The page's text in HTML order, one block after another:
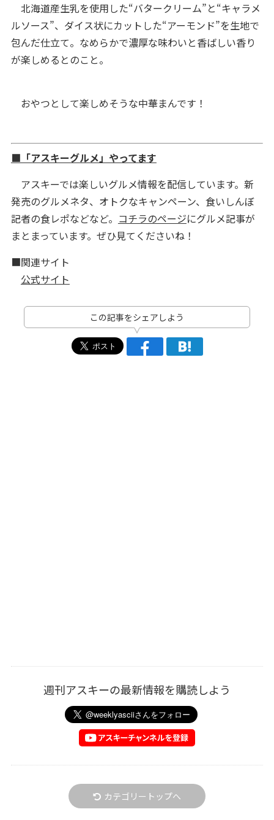
北海道産生乳を使用した“バタークリーム”と“キャラメ
ルソース”、ダイス状にカットした“アーモンド”を生地で
包んだ仕立て。なめらかで濃厚な味わいと香ばしい香り
が楽しめるとのこと。
おやつとして楽しめそうな中華まんです！
■「アスキーグルメ」やってます
アスキーでは楽しいグルメ情報を配信しています。新
発売のグルメネタ、オトクなキャンペーン、食いしんぼ
記者の食レポなどなど。 コチラのページにグルメ記事が
まとまっています。ぜひ見てくださいね！
■関連サイト
公式サイト
この記事をシェアしよう
週刊アスキーの最新情報を購読しよう
カテゴリートップへ